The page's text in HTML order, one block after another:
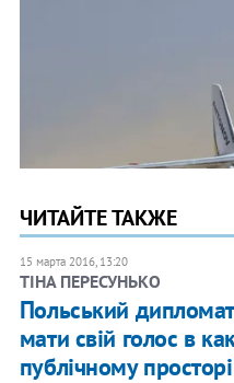
ЧИТАЙТЕ ТАКЖЕ
15 марта 2016, 13:20
ТІНА ПЕРЕСУНЬКО
Польський
мати свій голос в
публічному